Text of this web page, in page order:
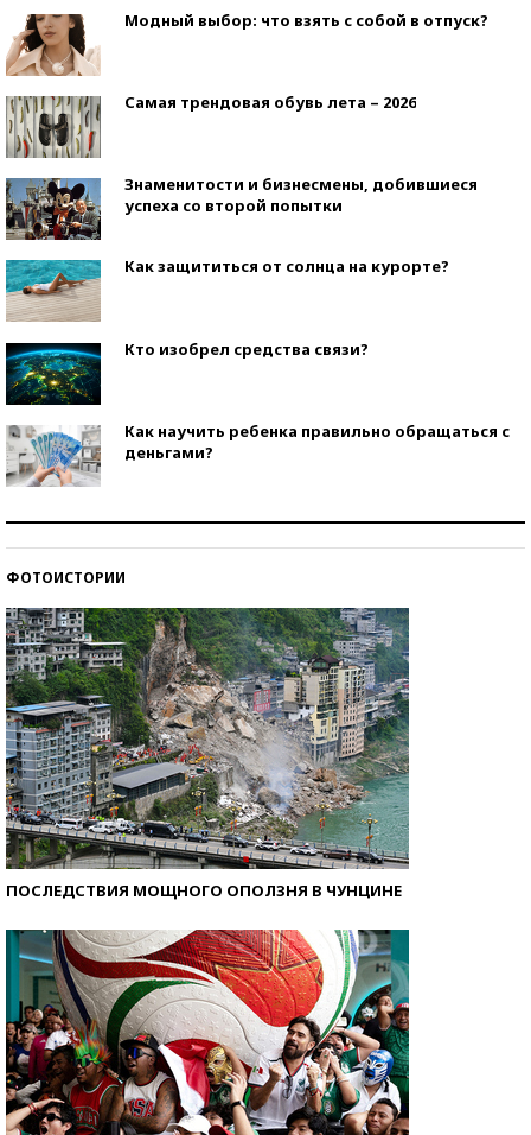
Модный выбор: что взять с собой в отпуск?
Самая трендовая обувь лета – 2026
Знаменитости и бизнесмены, добившиеся
успеха со второй попытки
Как защититься от солнца на курорте?
Кто изобрел средства связи?
Как научить ребенка правильно обращаться с
деньгами?
ФОТОИСТОРИИ
ПОСЛЕДСТВИЯ МОЩНОГО ОПОЛЗНЯ В ЧУНЦИНЕ